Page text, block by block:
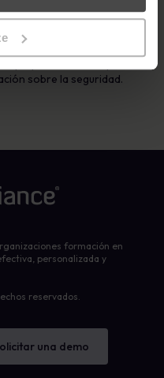
y formación en
sobre la seguridad.
formación en
personalizada y
reservados.
una demo